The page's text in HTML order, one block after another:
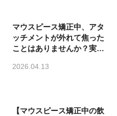
マウスピース矯正中、アタ
ッチメントが外れて焦った
ことはありませんか？実は
💡
2026.04.13
【マウスピース矯正中の飲